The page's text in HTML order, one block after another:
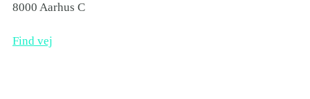
8000 Aarhus C
Find vej